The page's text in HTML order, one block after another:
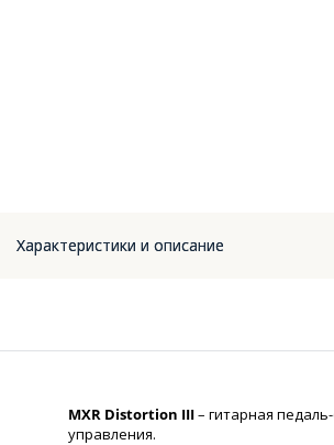
Характеристики и описание
MXR Distortion III– гитарная
управления.